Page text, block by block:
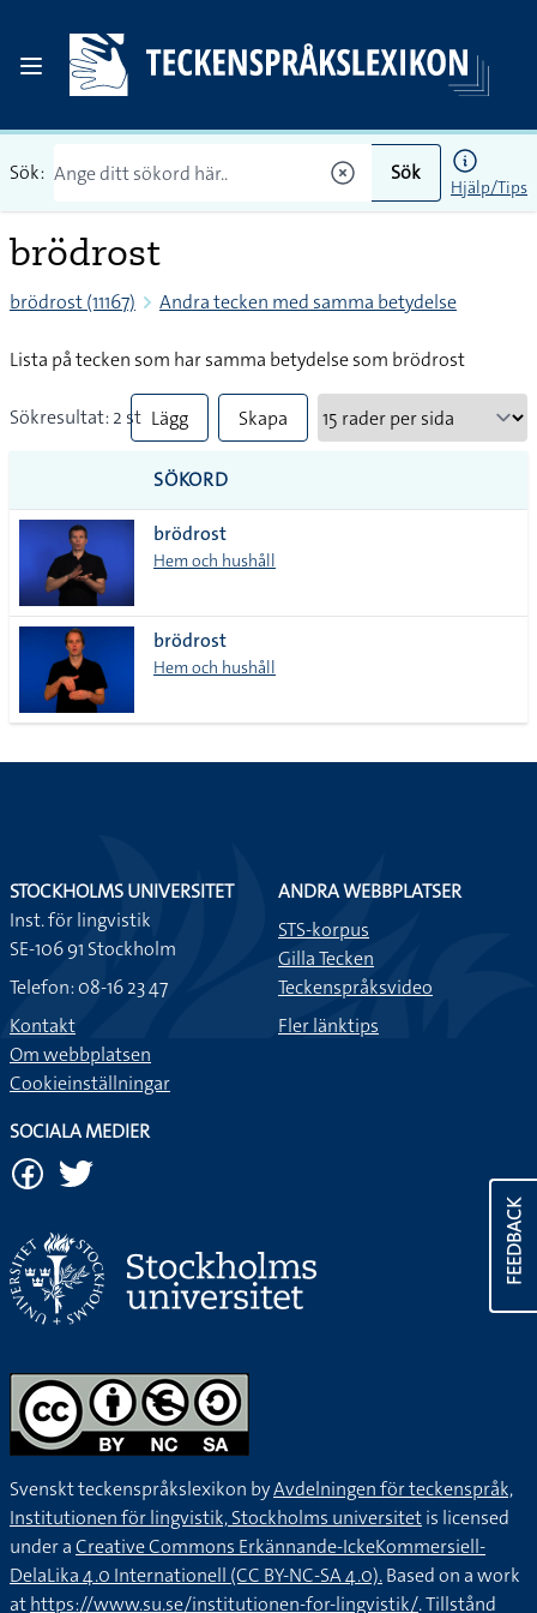
Sök: Sök
Hjälp/Tips
brödrost
brödrost (11167) Andra tecken med samma betydelse
Lista på tecken som har samma betydelse som brödrost
Sökresultat: 2 st Lägg
till
alla i
lista
Skapa
SÖKORD
brödrost
Hem och hushåll
brödrost
Hem och hushåll
FEEDBACK
STOCKHOLMS UNIVERSITET
Inst. för lingvistik
SE-106 91 Stockholm
Telefon: 08-16 23 47
Kontakt
Om webbplatsen
Cookieinställningar
ANDRA WEBBPLATSER
STS-korpus
Gilla Tecken
Teckenspråksvideo
Fler länktips
SOCIALA MEDIER
Svenskt teckenspråkslexikon byAvdelningen för teckenspråk,
Institutionen för lingvistik, Stockholms universitetis licensed
under aCreative Commons Erkännande-IckeKommersiell-
DelaLika 4.0 Internationell (CC BY-NC-SA 4.0).Based on a work
athttps://www.su.se/institutionen-for-lingvistik/. Tillstånd